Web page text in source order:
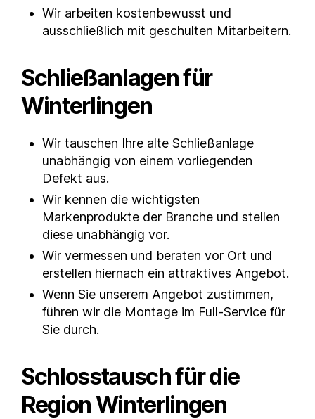
Wir arbeiten kostenbewusst und
ausschließlich mit geschulten Mitarbeitern.
Schließanlagen für
Winterlingen
Wir tauschen Ihre alte Schließanlage
unabhängig von einem vorliegenden
Defekt aus.
Wir kennen die wichtigsten
Markenprodukte der Branche und stellen
diese unabhängig vor.
Wir vermessen und beraten vor Ort und
erstellen hiernach ein attraktives Angebot.
Wenn Sie unserem Angebot zustimmen,
führen wir die Montage im Full-Service für
Sie durch.
Schlosstausch für die
Region Winterlingen